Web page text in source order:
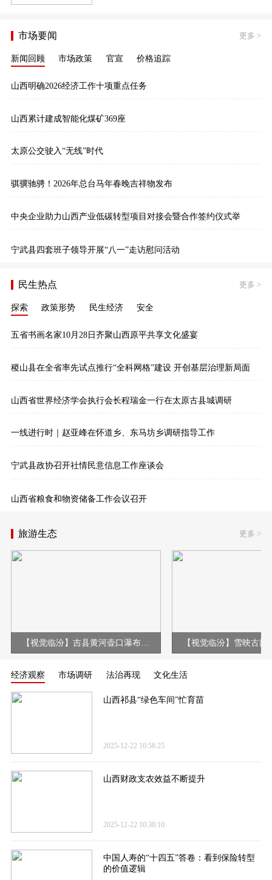
市场要闻 更多 >
新闻回顾 市场政策 官宣 价格追踪
山西明确2026经济工作十项重点任务
山西累计建成智能化煤矿369座
太原公交驶入“无线”时代
骐骥驰骋！2026年总台马年春晚吉祥物发布
中央企业助力山西产业低碳转型项目对接会暨合作签约仪式举
宁武县四套班子领导开展“八一”走访慰问活动
民生热点 更多 >
探索 政策形势 民生经济 安全
五省书画名家10月28日齐聚山西原平共享文化盛宴
稷山县在全省率先试点推行“全科网格”建设 开创基层治理新局面
山西省世界经济学会执行会长程瑞金一行在太原古县城调研
一线进行时｜赵亚峰在怀道乡、东马坊乡调研指导工作
宁武县政协召开社情民意信息工作座谈会
山西省粮食和物资储备工作会议召开
旅游生态 更多 >
【视觉临汾】吉县黄河壶口瀑布现冰挂彩虹壮美景观
经济观察 市场调研 法治再现 文化生活
山西祁县“绿色车间”忙育苗
2025-12-22 10:58:25
山西财政支农效益不断提升
2025-12-22 10:30:10
中国人寿的“十四五”答卷​：看到保险转型
的价值逻辑